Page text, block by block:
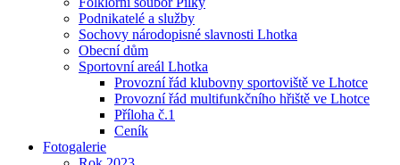
Podnikatelé a služby
Sochovy národopisné slavnosti Lhotka
Obecní dům
Sportovní areál Lhotka
Provozní řád klubovny sportoviště ve Lhotce
Provozní řád multifunkčního hřiště ve Lhotce
Příloha č.1
Ceník
Fotogalerie